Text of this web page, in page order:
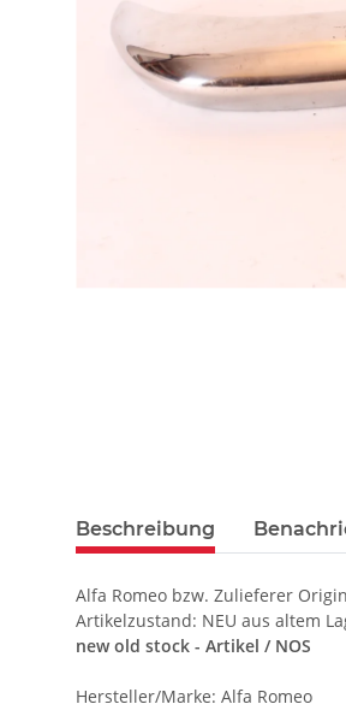
Beschreibung
Alfa Romeo bzw. Zulieferer
Artikelzustand: NEU aus altem
new old stock - Artikel / NOS
Hersteller/Marke: Alfa Romeo